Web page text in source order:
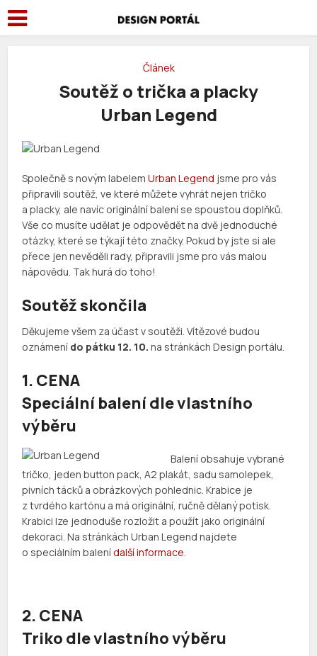
Článek
Soutěž o trička a placky
Urban Legend
Společně s novým labelemUrban Legend jsme pro vás
připravili soutěž, ve které můžete vyhrát nejen tričko
a placky, ale navíc originální balení se spoustou doplňků.
Vše co musíte udělat je odpovědět na dvě jednoduché
otázky, které se týkají této značky. Pokud by jste si ale
přece jen nevěděli rady, připravili jsme pro vás malou
nápovědu. Tak hurá do toho!
Soutěž skončila
Děkujeme všem za účast v soutěži. Vítězové budou
oznámení do pátku 12. 10. na stránkách Design portálu.
1. CENA
Speciální balení dle vlastního
výběru
Balení obsahuje vybrané
tričko, jeden button pack, A2 plakát, sadu samolepek,
pivních tácků a obrázkových pohlednic. Krabice je
z tvrdého kartónu a má originální, ručně dělaný potisk.
Krabici lze jednoduše rozložit a použít jako originální
dekoraci. Na stránkách Urban Legend najdete
o speciálním balenídalší informace.
2. CENA
Triko dle vlastního výběru